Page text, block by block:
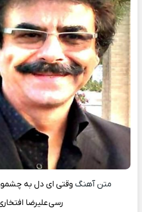
متن آهنگ وقتی ای دل به
رسیعلیرضا